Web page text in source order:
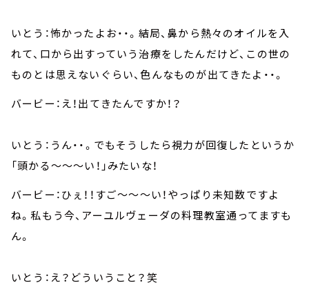
いとう：怖かったよお・・。結局、鼻から熱々のオイルを入
れて、口から出すっていう治療をしたんだけど、この世の
ものとは思えないぐらい、色んなものが出てきたよ・・。
バービー：え！出てきたんですか！？
いとう：うん・・。でもそうしたら視力が回復したというか
「頭かる～～～い！」みたいな！
バービー：ひぇ！！すご～～～い！やっぱり未知数ですよ
ね。私もう今、アーユルヴェーダの料理教室通ってますも
ん。
いとう：え？どういうこと？笑